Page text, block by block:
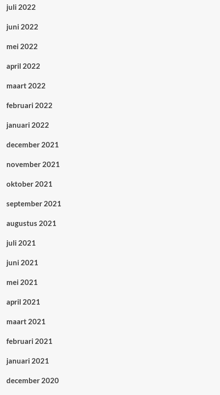
juli 2022
juni 2022
mei 2022
april 2022
maart 2022
februari 2022
januari 2022
december 2021
november 2021
oktober 2021
september 2021
augustus 2021
juli 2021
juni 2021
mei 2021
april 2021
maart 2021
februari 2021
januari 2021
december 2020